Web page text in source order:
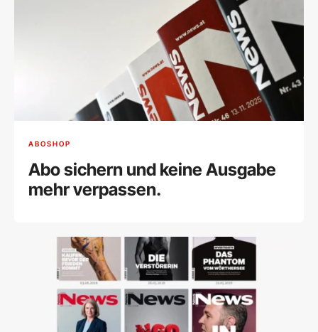
ABOSHOP
Abo sichern und keine Ausgabe
mehr verpassen.